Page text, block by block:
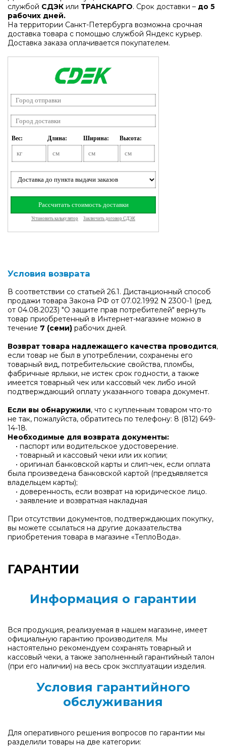
службой СДЭК или ТРАНСКАРГО. Срок доставки – до 5
рабочих дней.
На территории Санкт-Петербурга возможна срочная
доставка товара с помощью службой Яндекс курьер.
Доставка заказа оплачивается покупателем.
Условия возврата
В соответствии со статьей 26.1. Дистанционный способ
продажи товара Закона РФ от 07.02.1992 N 2300-1 (ред.
от 04.08.2023) "О защите прав потребителей" вернуть
товар приобретенный в Интернет-магазине можно в
течение 7 (семи) рабочих дней.
Возврат товара надлежащего качества проводится,
если товар не был в употреблении, сохранены его
товарный вид, потребительские свойства, пломбы,
фабричные ярлыки, не истек срок годности, а также
имеется товарный чек или кассовый чек либо иной
подтверждающий оплату указанного товара документ.
Если вы обнаружили, что с купленным товаром что-то
не так, пожалуйста, обратитесь по телефону: 8 (812) 649-
14-18.
Необходимые для возврата документы:
• паспорт или водительское удостоверение.
• товарный и кассовый чеки или их копии;
• оригинал банковской карты и слип-чек, если оплата
была произведена банковской картой (предъявляется
владельцем карты);
• доверенность, если возврат на юридическое лицо.
• заявление и возвратная накладная
При отсутствии документов, подтверждающих покупку,
вы можете ссылаться на другие доказательства
приобретения товара в магазине «ТеплоВода».
ГАРАНТИИ
Информация о гарантии
Вся продукция, реализуемая в нашем магазине, имеет
официальную гарантию производителя. Мы
настоятельно рекомендуем сохранять товарный и
кассовый чеки, а также заполненный гарантийный талон
(при его наличии) на весь срок эксплуатации изделия.
Условия гарантийного
обслуживания
Для оперативного решения вопросов по гарантии мы
разделили товары на две категории: